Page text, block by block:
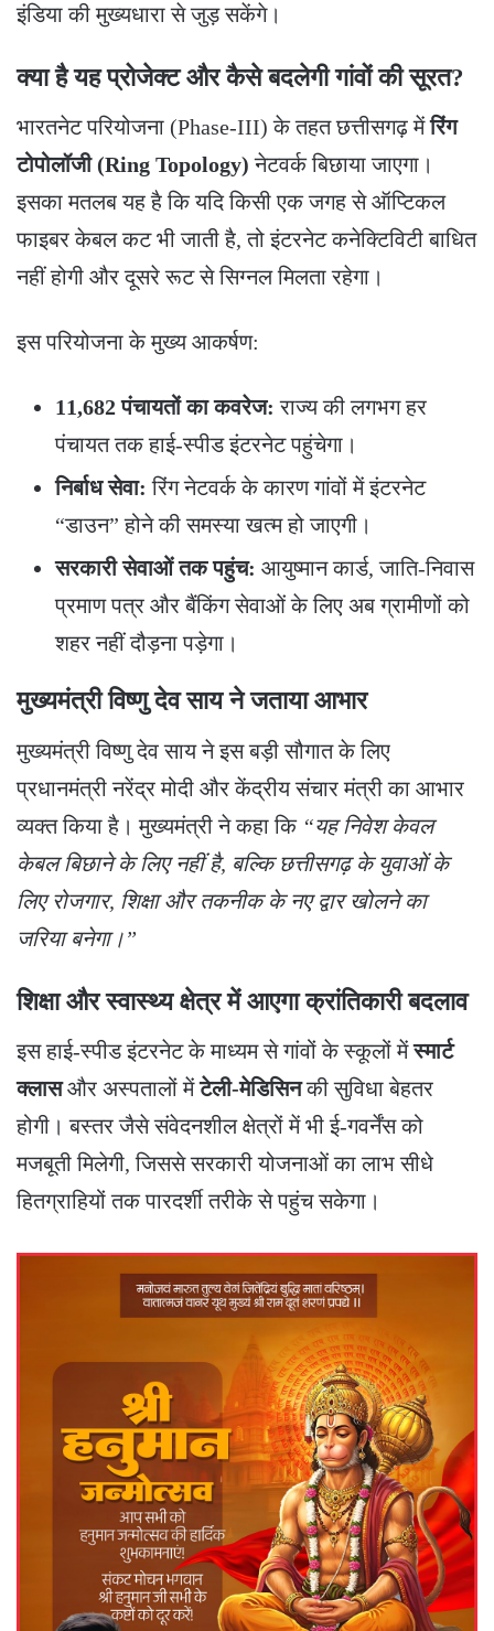
इंडिया की मुख्यधारा से जुड़ सकेंगे।
क्या है यह प्रोजेक्ट और कैसे बदलेगी गांवों की सूरत?
​भारतनेट परियोजना (Phase-III) के तहत छत्तीसगढ़ मेंरिंग
टोपोलॉजी (Ring Topology) नेटवर्क बिछाया जाएगा।
इसका मतलब यह है कि यदि किसी एक जगह से ऑप्टिकल
फाइबर केबल कट भी जाती है, तो इंटरनेट कनेक्टिविटी बाधित
नहीं होगी और दूसरे रूट से सिग्नल मिलता रहेगा।
​इस परियोजना के मुख्य आकर्षण:
11,682 पंचायतों का कवरेज: राज्य की लगभग हर
पंचायत तक हाई-स्पीड इंटरनेट पहुंचेगा।
निर्बाध सेवा: रिंग नेटवर्क के कारण गांवों में इंटरनेट
“डाउन” होने की समस्या खत्म हो जाएगी।
सरकारी सेवाओं तक पहुंच: आयुष्मान कार्ड, जाति-निवास
प्रमाण पत्र और बैंकिंग सेवाओं के लिए अब ग्रामीणों को
शहर नहीं दौड़ना पड़ेगा।
मुख्यमंत्री विष्णु देव साय ने जताया आभार
​मुख्यमंत्री विष्णु देव साय ने इस बड़ी सौगात के लिए
प्रधानमंत्री नरेंद्र मोदी और केंद्रीय संचार मंत्री का आभार
व्यक्त किया है। मुख्यमंत्री ने कहा कि “यह निवेश केवल
केबल बिछाने के लिए नहीं है, बल्कि छत्तीसगढ़ के युवाओं के
लिए रोजगार, शिक्षा और तकनीक के नए द्वार खोलने का
जरिया बनेगा।”
शिक्षा और स्वास्थ्य क्षेत्र में आएगा क्रांतिकारी बदलाव
​इस हाई-स्पीड इंटरनेट के माध्यम से गांवों के स्कूलों मेंस्मार्ट
क्लासऔर अस्पतालों मेंटेली-मेडिसिनकी सुविधा बेहतर
होगी। बस्तर जैसे संवेदनशील क्षेत्रों में भी ई-गवर्नेंस को
मजबूती मिलेगी, जिससे सरकारी योजनाओं का लाभ सीधे
हितग्राहियों तक पारदर्शी तरीके से पहुंच सकेगा।